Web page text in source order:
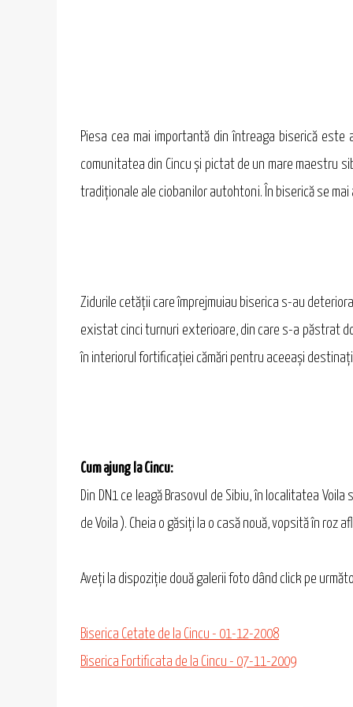
Piesa cea mai importantă din întreaga biserică
comunitatea din Cincu şi pictat de un mare maestru
tradiţionale ale ciobanilor autohtoni. În biserică se mai
Zidurile cetăţii care împrejmuiau biserica s-au
existat cinci turnuri exterioare, din care s-a păstrat
în interiorul fortificaţiei cămări pentru aceeaşi
Cum ajung la Cincu:
Din DN1 ce leagă Brasovul de Sibiu, în localitatea
de Voila ). Cheia o găsiţi la o casă nouă, vopsită în roz
Aveţi la dispoziţie două galerii foto dând click pe
Biserica Cetate de la Cincu - 01-12-2008
Biserica Fortificata de la Cincu - 07-11-2009